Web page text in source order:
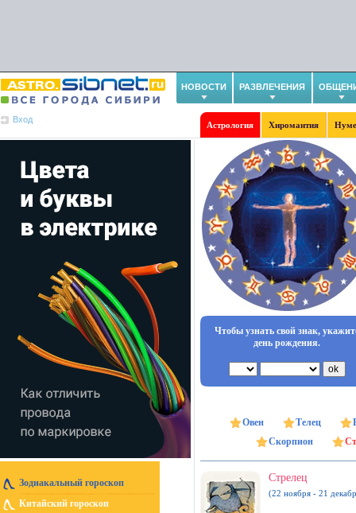
НОВОСТИ РАЗВЛЕЧЕНИЯ
Вход
Астрология Хиромантия
Зодиакальный гороскоп
Китайский гороскоп
Чтобы узнать свой знак,
день рождения.
Овен Телец
Скорпион
Стрелец
(22 ноября - 21